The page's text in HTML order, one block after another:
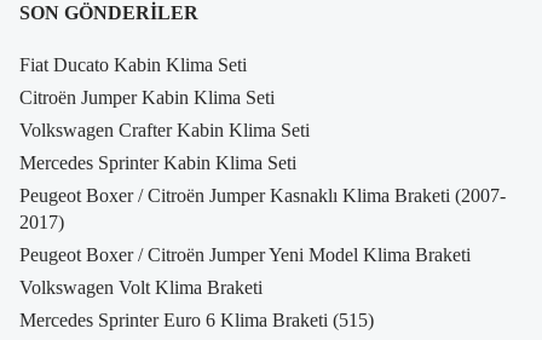
SON GÖNDERILER
Fiat Ducato Kabin Klima Seti
Citroën Jumper Kabin Klima Seti
Volkswagen Crafter Kabin Klima Seti
Mercedes Sprinter Kabin Klima Seti
Peugeot Boxer / Citroën Jumper Kasnaklı Klima Braketi (2007-
2017)
Peugeot Boxer / Citroën Jumper Yeni Model Klima Braketi
Volkswagen Volt Klima Braketi
Mercedes Sprinter Euro 6 Klima Braketi (515)